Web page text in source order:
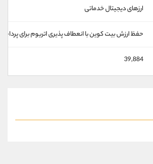
ارزهای دیجیتال خدماتی
حفظ ارزش بیت کوین با انعطاف پذیری اتریوم برای پرداخت
39,884